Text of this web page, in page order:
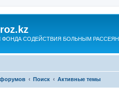
ФОНДА СОДЕЙСТВИЯ БОЛЬНЫМ
Поиск Активные темы